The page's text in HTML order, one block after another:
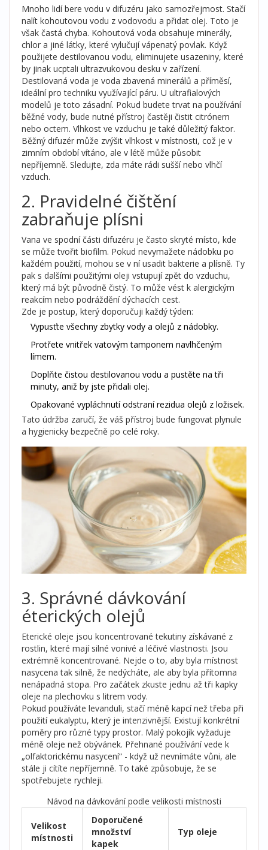
Mnoho lidí bere vodu v difuzéru jako samozřejmost. Stačí
nalít kohoutovou vodu z vodovodu a přidat olej. Toto je
však častá chyba. Kohoutová voda obsahuje minerály,
chlor a jiné látky, které vylučují vápenatý povlak. Když
použijete destilovanou vodu, eliminujete usazeniny, které
by jinak ucptali ultrazvukovou desku v zařízení.
Destilovaná voda je voda zbavená minerálů a příměsí,
ideální pro techniku využívající páru. U ultrafialových
modelů je toto zásadní. Pokud budete trvat na používání
běžné vody, bude nutné přístroj častěji čistit citrónem
nebo octem. Vlhkost ve vzduchu je také důležitý faktor.
Běžný difuzér může zvýšit vlhkost v místnosti, což je v
zimním období vítáno, ale v létě může působit
nepříjemně. Sledujte, zda máte rádi sušší nebo vlhčí
vzduch.
2. Pravidelné čištění
zabraňuje plísni
Vana ve spodní části difuzéru je často skryté místo, kde
se může tvořit biofilm. Pokud nevymažete nádobku po
každém použití, mohou se v ní usadit bakterie a plísně. Ty
pak s dalšími použitými oleji vstupují zpět do vzduchu,
který má být původně čistý. To může vést k alergickým
reakcím nebo podráždění dýchacích cest.
Zde je postup, který doporučuji každý týden:
Vypusťte všechny zbytky vody a olejů z nádobky.
Protřete vnitřek vatovým tamponem navlhčeným
límem.
Doplňte čistou destilovanou vodu a pustěte na tři
minuty, aniž by jste přidali olej.
Opakované vypláchnutí odstraní rezidua olejů z ložisek.
Tato údržba zaručí, že váš přístroj bude fungovat plynule
a hygienicky bezpečně po celé roky.
3. Správné dávkování
éterických olejů
Eterické oleje jsou koncentrované tekutiny získávané z
rostlin, které mají silné vonivé a léčivé vlastnosti. Jsou
extrémně koncentrované. Nejde o to, aby byla místnost
nasycena tak silně, že nedýcháte, ale aby byla přítomna
nenápadná stopa. Pro začátek zkuste jednu až tři kapky
oleje na plechovku s litrem vody.
Pokud používáte levanduli, stačí méně kapcí než třeba při
použití eukalyptu, který je intenzivnější. Existují konkrétní
poměry pro různé typy prostor. Malý pokojík vyžaduje
méně oleje než obývánek. Přehnané používání vede k
„olfaktorickému nasycení“ - když už nevnímáte vůni, ale
stále ji cítíte nepříjemně. To také způsobuje, že se
spotřebujete rychleji.
Návod na dávkování podle velikosti místnosti
Velikost
místnosti
Doporučené
množství
kapek
Typ oleje